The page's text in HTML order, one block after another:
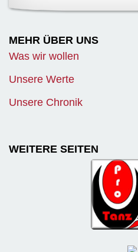
MEHR ÜBER UNS
Was wir wollen
Unsere Werte
Unsere Chronik
WEITERE SEITEN